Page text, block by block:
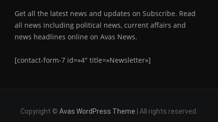
Get all the latest news and updates on Subscribe. Read
all news including political news, current affairs and
news headlines online on Avas News.
[contact-form-7 id=»4″ title=»Newsletter»]
Copyright © Avas WordPress Theme | All rights reserved.